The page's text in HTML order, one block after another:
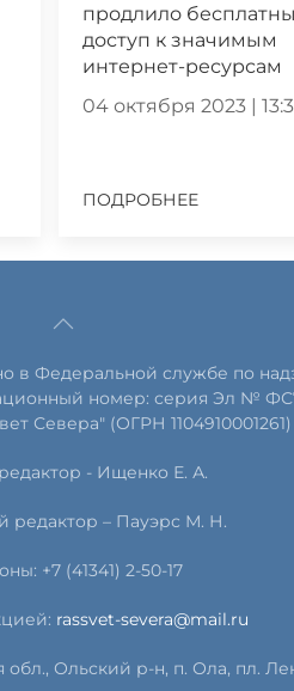
продлило
доступ к значимым
интернет-ресурсам
04 октября 2023 |
ПОДРОБНЕЕ
в Федеральной службе по
номер: серия Эл №
Севера" (ОГРН 1104910001261)
- Ищенко Е. А.
редактор – Пауэрс М. Н.
+7 (41341) 2-50-17
rassvet-severa@mail.ru
обл., Ольский р-н, п. Ола, пл.